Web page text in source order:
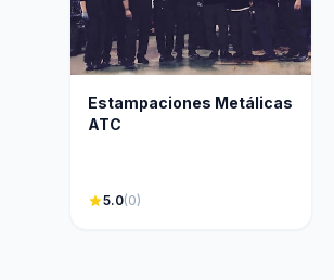
Estampaciones Metálicas
ATC
star5.0(0)